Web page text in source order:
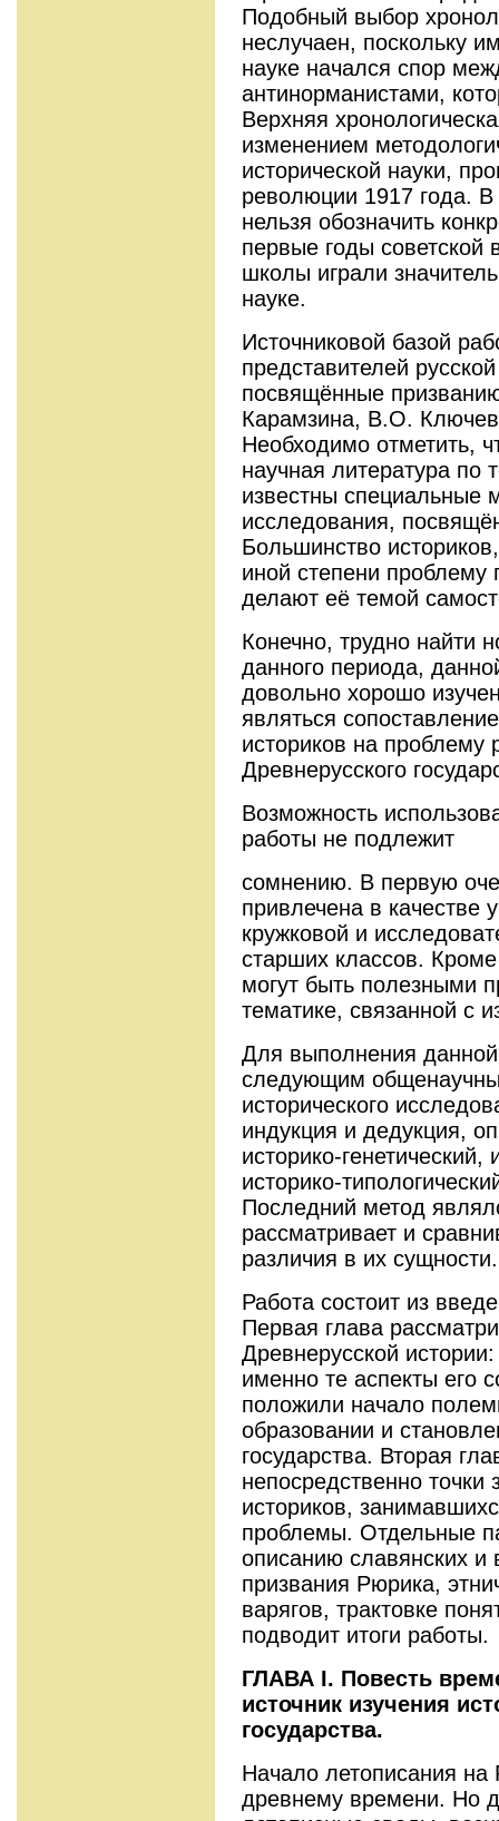
Подобный выбор
неслучаен, поскольку
науке начался спор
антинорманистами,
Верхняя
изменением
исторической науки,
революции 1917 года. В
нельзя обозначить
первые годы советской
школы играли
науке.
Источниковой базой
представителей
посвящённые
Карамзина, В.О.
Необходимо отметить,
научная литература
известны специальные
исследования,
Большинство
иной степени проблему
делают её темой
Конечно, трудно найти
данного периода,
довольно хорошо
являться
историков на проблему
Древнерусского
Возможность
работы не подлежит
сомнению. В первую
привлечена в качестве
кружковой и
старших классов.
могут быть полезными
тематике, связанной с
Для выполнения
следующим
исторического
индукция и дедукция,
историко-
историко-
Последний метод
рассматривает и
различия в их сущности.
Работа состоит из
Первая глава
Древнерусской
именно те аспекты его
положили начало
образовании и
государства. Вторая
непосредственно точки
историков,
проблемы. Отдельные
описанию славянских и
призвания Рюрика,
варягов, трактовке
подводит итоги работы.
ГЛАВА I. Повесть
источник изучения
государства.
Начало летописания на
древнему времени. Но